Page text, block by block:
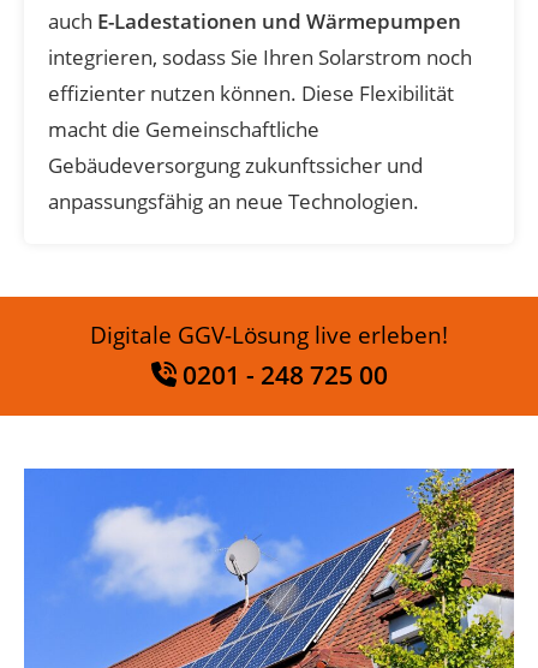
auch E-Ladestationen und Wärmepumpen
integrieren, sodass Sie Ihren Solarstrom noch
effizienter nutzen können. Diese Flexibilität
macht die Gemeinschaftliche
Gebäudeversorgung zukunftssicher und
anpassungsfähig an neue Technologien.
Digitale GGV-Lösung live erleben!
0201 - 248 725 00